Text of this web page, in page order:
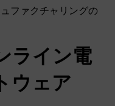
ファクチャリングの
ライン電
ウェア